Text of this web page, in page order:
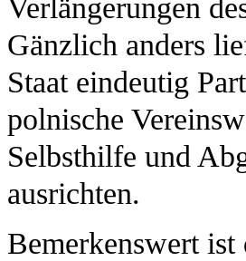
Verlängerungen
Gänzlich anders
Staat eindeutig
polnische
Selbsthilfe und
ausrichten.
Bemerkenswert